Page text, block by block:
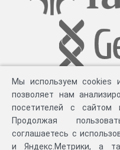
Мы используем cookies
позволяет нам
посетителей с сайтом
Продолжая
соглашаетесь с
и Яндекс.Метрики, а